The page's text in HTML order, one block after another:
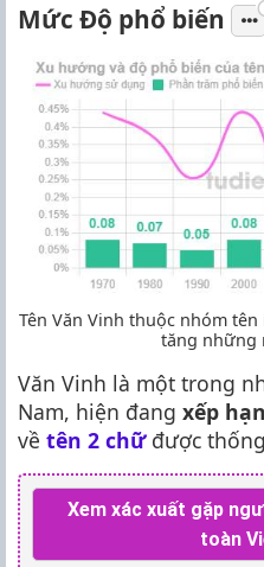
Mức Độ phổ biến
Tên Văn Vinh thuộc nhóm
tăng những
Văn Vinh là một trong
Nam, hiện đang xếp
về tên 2 chữđược
Xem xác xuất gặp
toàn